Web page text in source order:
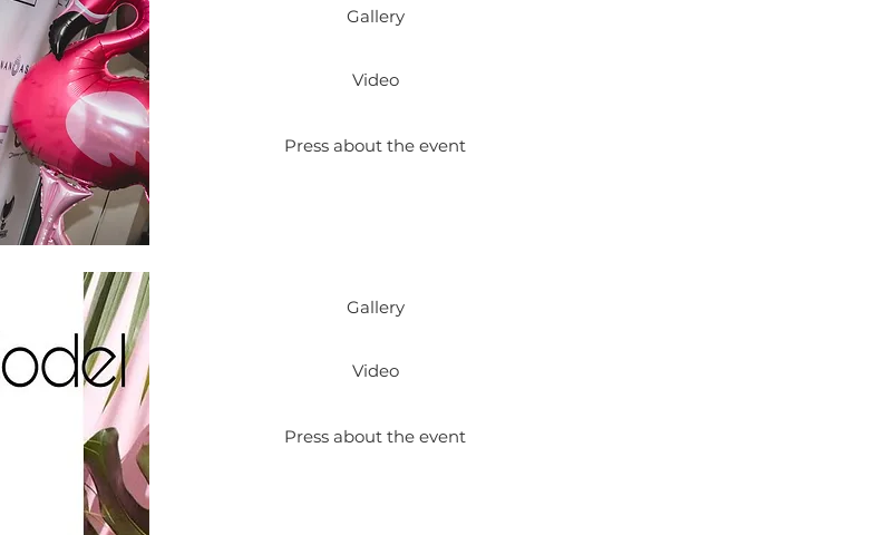
Press about the event
Gallery
Video
Press about the event
Gallery
Video